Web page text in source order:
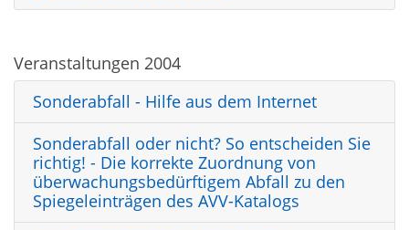
Veranstaltungen 2004
Sonderabfall - Hilfe aus dem Internet
Sonderabfall oder nicht? So entscheiden Sie
richtig! - Die korrekte Zuordnung von
überwachungsbedürftigem Abfall zu den
Spiegeleinträgen des AVV-Katalogs